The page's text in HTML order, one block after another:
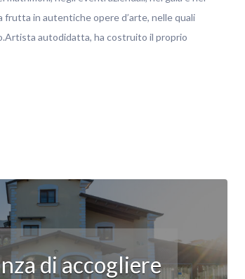
frutta in autentiche opere d’arte, nelle quali
autodidatta, ha costruito il proprio
di accogliere